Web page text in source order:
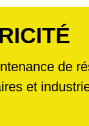
de
et